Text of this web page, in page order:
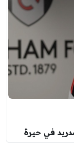
في حيرة